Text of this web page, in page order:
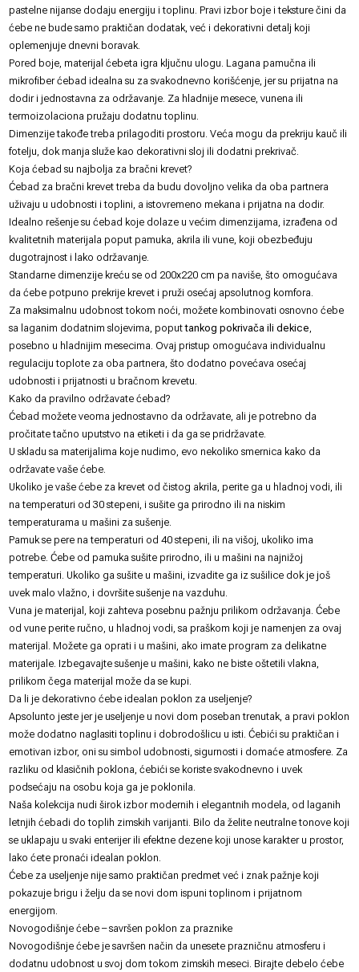
pastelne nijanse dodaju energiju i toplinu. Pravi izbor boje i teksture čini da
ćebe ne bude samo praktičan dodatak, već i dekorativni detalj koji
oplemenjuje dnevni boravak.
Pored boje, materijal ćebeta igra ključnu ulogu. Lagana pamučna ili
mikrofiber ćebad idealna su za svakodnevno korišćenje, jer su prijatna na
dodir i jednostavna za održavanje. Za hladnije mesece, vunena ili
termoizolaciona pružaju dodatnu toplinu.
Dimenzije takođe treba prilagoditi prostoru. Veća mogu da prekriju kauč ili
fotelju, dok manja služe kao dekorativni sloj ili dodatni prekrivač.
Koja ćebad su najbolja za bračni krevet?
Ćebad za bračni krevet treba da budu dovoljno velika da oba partnera
uživaju u udobnosti i toplini, a istovremeno mekana i prijatna na dodir.
Idealno rešenje su ćebad koje dolaze u većim dimenzijama, izrađena od
kvalitetnih materijala poput pamuka, akrila ili vune, koji obezbeđuju
dugotrajnost i lako održavanje.
Standarne dimenzije kreću se od 200x220 cm pa naviše, što omogućava
da ćebe potpuno prekrije krevet i pruži osećaj apsolutnog komfora.
Za maksimalnu udobnost tokom noći, možete kombinovati osnovno ćebe
sa laganim dodatnim slojevima, poputtankog pokrivača ili dekice,
posebno u hladnijim mesecima. Ovaj pristup omogućava individualnu
regulaciju toplote za oba partnera, što dodatno povećava osećaj
udobnosti i prijatnosti u bračnom krevetu.
Kako da pravilno održavate ćebad?
Ćebad možete veoma jednostavno da održavate, ali je potrebno da
pročitate tačno uputstvo na etiketi i da ga se pridržavate.
U skladu sa materijalima koje nudimo, evo nekoliko smernica kako da
održavate vaše ćebe.
Ukoliko je vaše ćebe za krevet od čistog akrila, perite ga u hladnoj vodi, ili
na temperaturi od 30 stepeni, i sušite ga prirodno ili na niskim
temperaturama u mašini za sušenje.
Pamuk se pere na temperaturi od 40 stepeni, ili na višoj, ukoliko ima
potrebe. Ćebe od pamuka sušite prirodno, ili u mašini na najnižoj
temperaturi. Ukoliko ga sušite u mašini, izvadite ga iz sušilice dok je još
uvek malo vlažno, i dovršite sušenje na vazduhu.
Vuna je materijal, koji zahteva posebnu pažnju prilikom održavanja. Ćebe
od vune perite ručno, u hladnoj vodi, sa praškom koji je namenjen za ovaj
materijal. Možete ga oprati i u mašini, ako imate program za delikatne
materijale. Izbegavajte sušenje u mašini, kako ne biste oštetili vlakna,
prilikom čega materijal može da se kupi.
Da li je dekorativno ćebe idealan poklon za useljenje?
Apsolunto jeste jer je useljenje u novi dom poseban trenutak, a pravi poklon
može dodatno naglasiti toplinu i dobrodošlicu u isti. Ćebići su praktičan i
emotivan izbor, oni su simbol udobnosti, sigurnosti i domaće atmosfere. Za
razliku od klasičnih poklona, ćebići se koriste svakodnevno i uvek
podsećaju na osobu koja ga je poklonila.
Naša kolekcija nudi širok izbor modernih i elegantnih modela, od laganih
letnjih ćebadi do toplih zimskih varijanti. Bilo da želite neutralne tonove koji
se uklapaju u svaki enterijer ili efektne dezene koji unose karakter u prostor,
lako ćete pronaći idealan poklon.
Ćebe za useljenje nije samo praktičan predmet već i znak pažnje koji
pokazuje brigu i želju da se novi dom ispuni toplinom i prijatnom
energijom.
Novogodišnje ćebe – savršen poklon za praznike
Novogodišnje ćebe je savršen način da unesete prazničnu atmosferu i
dodatnu udobnost u svoj dom tokom zimskih meseci. Birajte debelo ćebe